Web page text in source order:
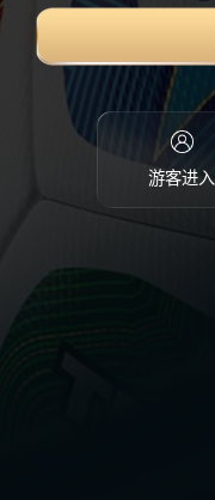
游客进入